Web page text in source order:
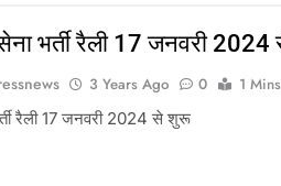
भर्ती रैली 17 जनवरी
3 Years Ago 0
1 Mins
रैली 17 जनवरी 2024 से शुरू